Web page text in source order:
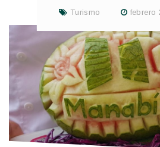
Turismo febrero